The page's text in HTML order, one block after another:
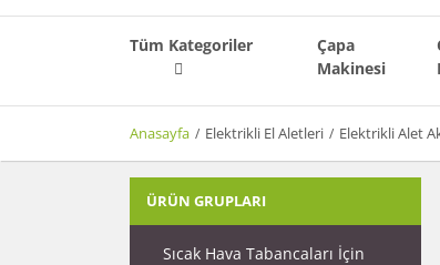
Tüm Kategoriler
Çapa
Makinesi
Anasayfa Elektrikli El Aletleri Elektrikli Alet
ÜRÜN GRUPLARI
Sıcak Hava Tabancaları İçin